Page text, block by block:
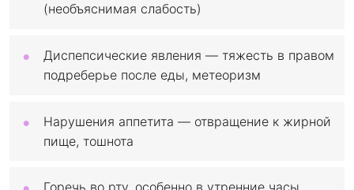
(необъяснимая слабость)
Диспепсические явления — тяжесть в правом
подреберье после еды, метеоризм
Нарушения аппетита — отвращение к жирной
пище, тошнота